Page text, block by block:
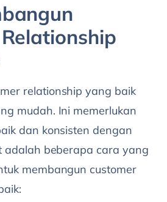
relationship yang baik
mudah. Ini memerlukan
dan konsisten dengan
adalah beberapa cara yang
membangun customer